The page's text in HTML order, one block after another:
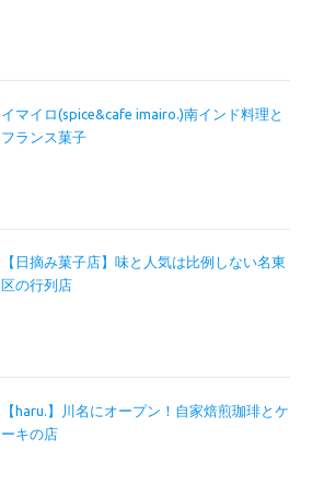
イマイロ(spice&cafe imairo.)南インド料理と
フランス菓子
【日摘み菓子店】味と人気は比例しない名東
区の行列店
【haru.】川名にオープン！自家焙煎珈琲とケ
ーキの店